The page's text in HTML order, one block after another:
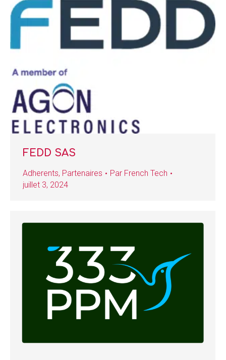
FEDD SAS
Adherents, Partenaires Par French Tech
juillet 3, 2024